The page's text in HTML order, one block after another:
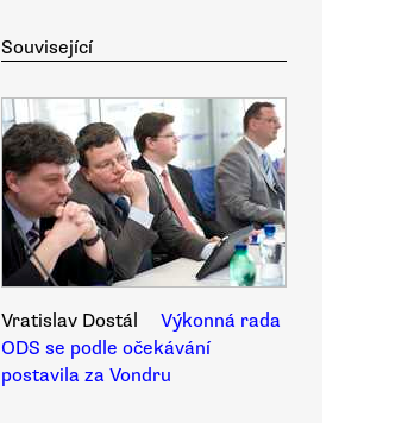
Související
Vratislav Dostál
Výkonná rada
ODS se podle očekávání
postavila za Vondru